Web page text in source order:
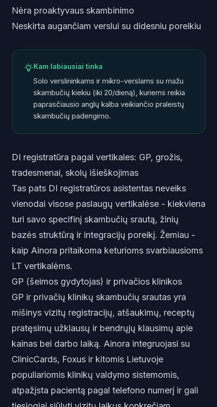
Nėra proaktyvaus skambinimo
Neskirta augančiam verslui su didesniu poreikiu
Kam labiausiai tinka
Solo verslininkams ir mikro-verslams su mažu
skambučių kiekiu (iki 20/dieną), kuriems reikia
paprasčiausio anglų kalba veikiančio praleistų
skambučių padengimo.
DI registratūra pagal vertikales: GP, grožis,
tradesmenai, skolų išieškojimas
Tas pats DI registratūros asistentas neveiks
vienodai visose paslaugų vertikalėse - kiekviena
turi savo specifinį skambučių srautą, žinių
bazės struktūrą ir integracijų poreikį. Žemiau -
kaip Ainora pritaikoma keturioms svarbiausioms
LT vertikalėms.
GP (šeimos gydytojas) ir privačios klinikos
GP ir privačių klinikų skambučių srautas yra
mišinys vizitų registracijų, atšaukimų, receptų
pratęsimų užklausų ir bendrųjų klausimų apie
kainas bei darbo laiką. Ainora integruojasi su
ClinicCards, Foxus ir kitomis Lietuvoje
populiariomis klinikų valdymo sistemomis,
atpažįsta pacientą pagal telefono numerį ir gali